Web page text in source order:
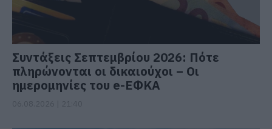
Συντάξεις Σεπτεμβρίου 2026: Πότε
πληρώνονται οι δικαιούχοι – Οι
ημερομηνίες του e-ΕΦΚΑ